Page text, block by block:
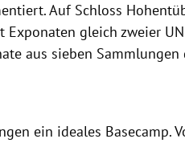
Auf Schloss
gleich zweier
aus sieben
ein ideales Basecamp.